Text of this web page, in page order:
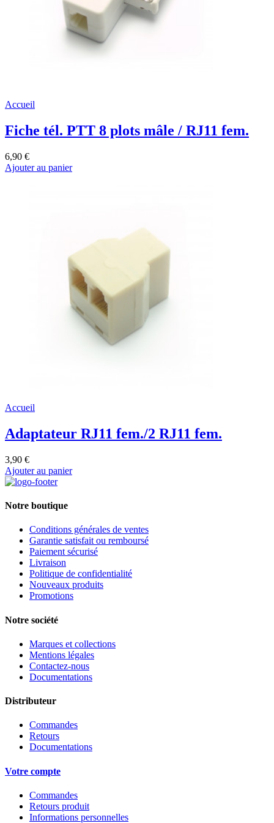
Accueil
Fiche tél. PTT 8 plots mâle / RJ11 fem.
6,90 €
Ajouter au panier
Accueil
Adaptateur RJ11 fem./2 RJ11 fem.
3,90 €
Ajouter au panier
Notre boutique
Conditions générales de ventes
Garantie satisfait ou remboursé
Paiement sécurisé
Livraison
Politique de confidentialité
Nouveaux produits
Promotions
Notre société
Marques et collections
Mentions légales
Contactez-nous
Documentations
Distributeur
Commandes
Retours
Documentations
Votre compte
Commandes
Retours produit
Informations personnelles